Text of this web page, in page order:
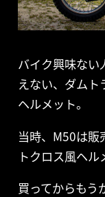
バイク興味ない
えない、ダムト
ヘルメット。
当時、M50は販
トクロス風ヘル
買ってからもう